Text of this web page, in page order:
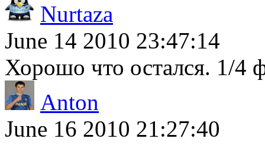
Nurtaza
June 14 2010 23:47:14
Хорошо что остался. 1/4
Anton
June 16 2010 21:27:40